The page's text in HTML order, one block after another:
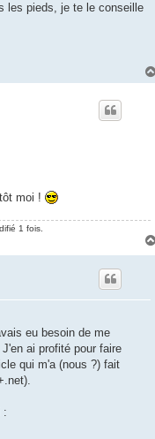
les pieds, je te le conseille
moi !
1 fois.
eu besoin de me
ai profité pour faire
qui m'a (nous ?) fait
: